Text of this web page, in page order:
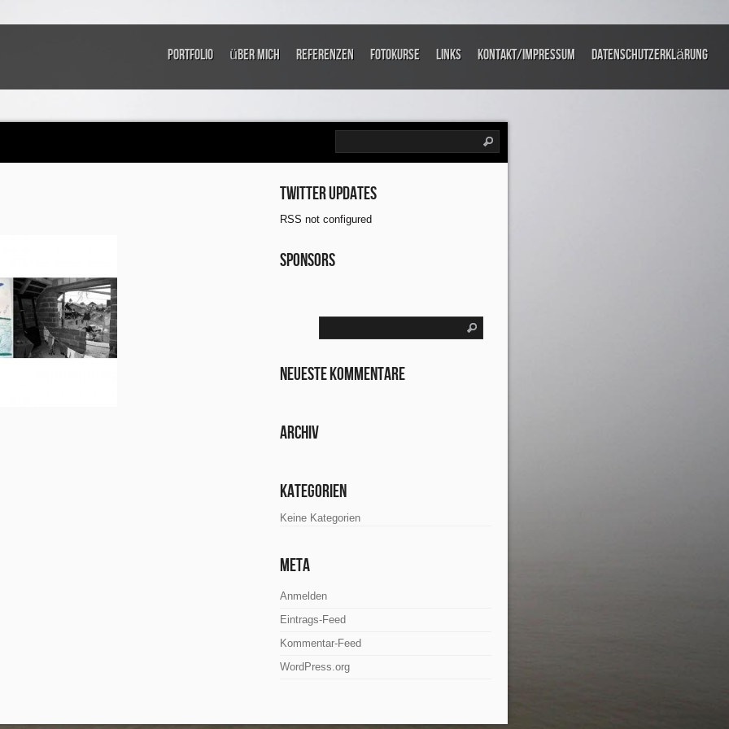
Portfolio über mich Referenzen Fotokurse links Kontakt/Impressum Datenschutzerklärung
Twitter updates
RSS not configured
Sponsors
Neueste Kommentare
Archiv
Kategorien
Keine Kategorien
Meta
Anmelden
Eintrags-Feed
Kommentar-Feed
WordPress.org